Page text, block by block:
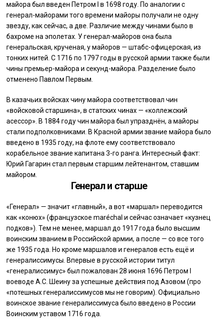
майора был введен Петром I в 1698 году. По аналогии с
генерал-майорами того времени майоры получали не одну
звезду, как сейчас, а две. Различие между чинами было в
бахроме на эполетах. У генерал-майоров она была
генеральская, крученая, у майоров — штабс-офицерская, из
тонких нитей. С 1716 по 1797 годы в русской армии также были
чины премьер-майора и секунд-майора. Разделение было
отменено Павлом Первым.
В казачьих войсках чину майора соответствовал чин
«войсковой старшина», в статских чинах — «коллежский
асессор». В 1884 году чин майора был упразднён, а майоры
стали подполковниками. В Красной армии звание майора было
введено в 1935 году, на флоте ему соответствовало
корабельное звание капитана 3-го ранга. Интересный факт:
Юрий Гагарин стал первым старшим лейтенантом, ставшим
майором.
Генерал и старше
«Генерал» — значит «главный», а вот «маршал» переводится
как «конюх» (французское maréchal и сейчас означает «кузнец
подков»). Тем не менее, маршал до 1917 года было высшим
воинским званием в Российской армии, а после — со все того
же 1935 года. Но кроме маршалов и генералов есть ещё и
генералиссимусы. Впервые в русской истории титул
«генералиссимус» был пожалован 28 июня 1696 Петром I
воеводе А.С. Шеину за успешные действия под Азовом (про
«потешных генералиссимусов мы не говорим). Официально
воинское звание генералиссимуса было введено в России
Воинским уставом 1716 года.